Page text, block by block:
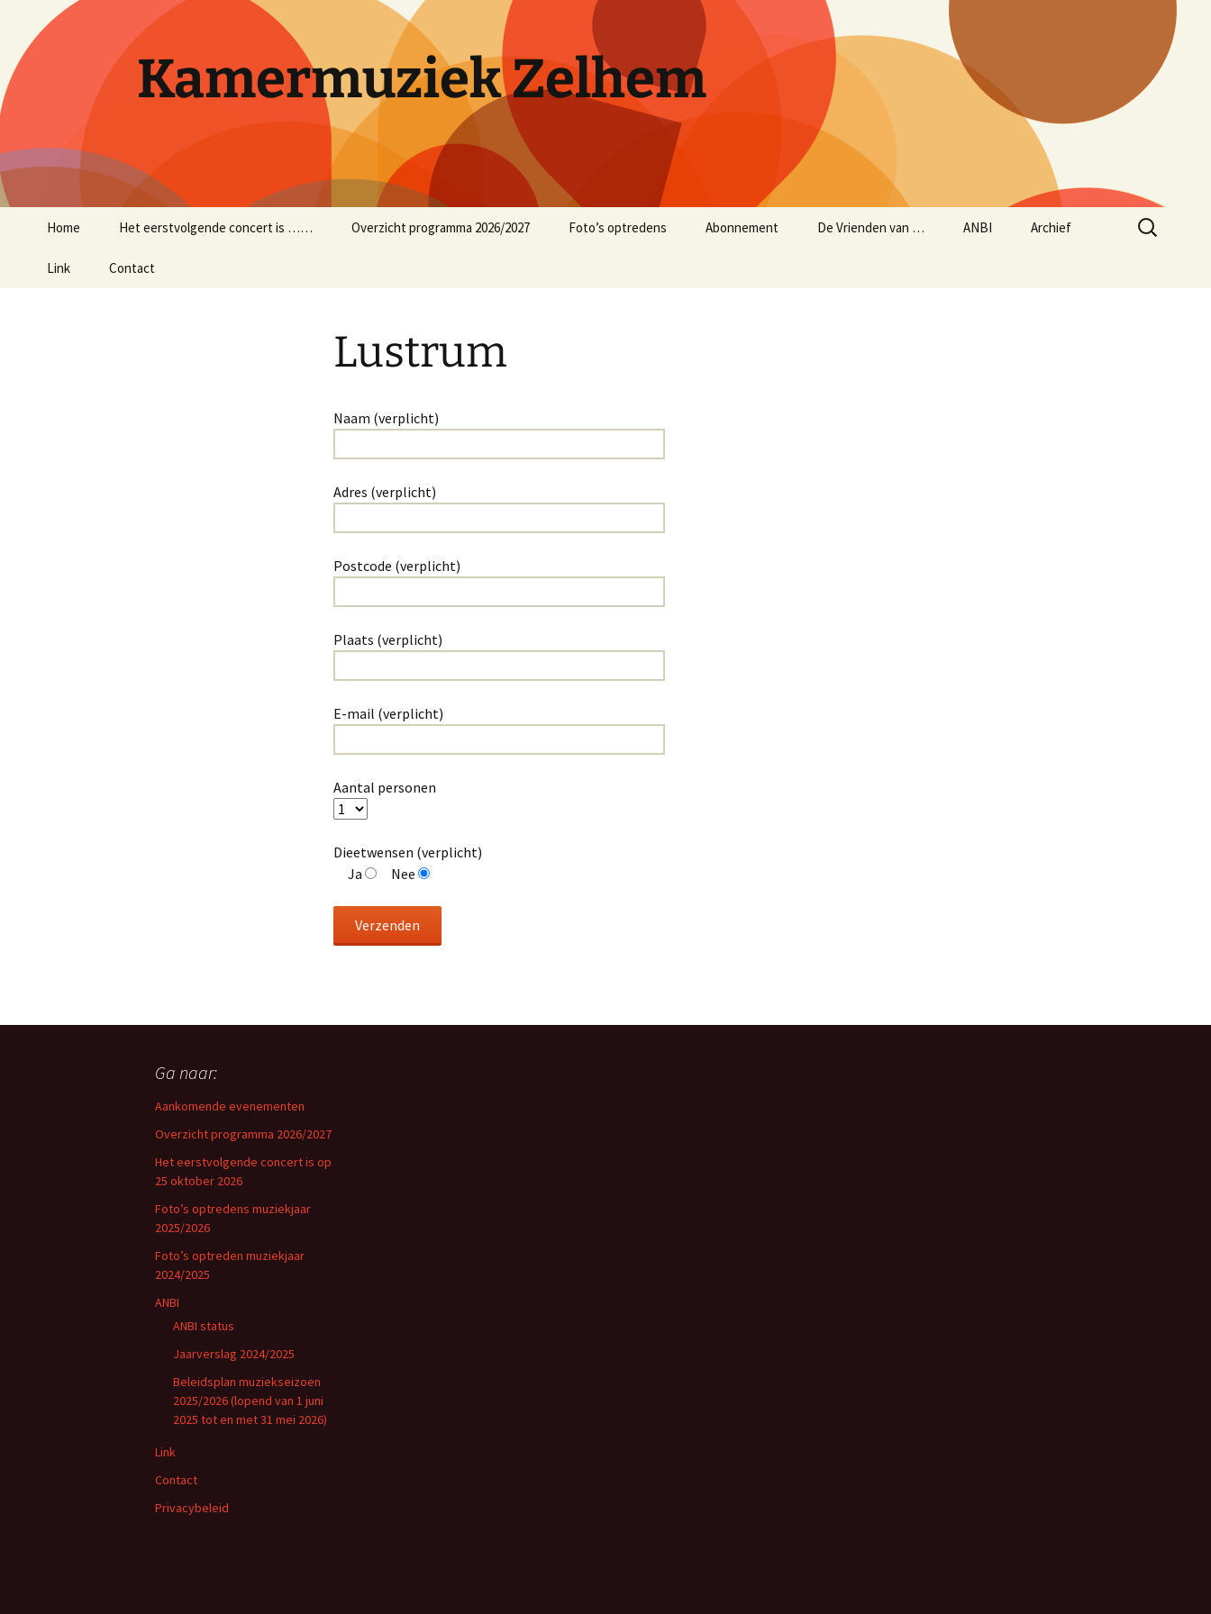
inhoud
Kamermuziek Zelhem
Home Het eerstvolgende concert is …… Overzicht programma 2026/2027 Foto’s optredens Abonnement De Vrienden van … ANBI Archief
Link Contact
Zoeken
naar:
Lustrum
Naam (verplicht)
Adres (verplicht)
Postcode (verplicht)
Plaats (verplicht)
E-mail (verplicht)
Aantal personen
Dieetwensen (verplicht)
Ja
Nee
Ga naar:
Aankomende evenementen
Overzicht programma 2026/2027
Het eerstvolgende concert is op
25 oktober 2026
Foto’s optredens muziekjaar
2025/2026
Foto’s optreden muziekjaar
2024/2025
ANBI
ANBI status
Jaarverslag 2024/2025
Beleidsplan muziekseizoen
2025/2026 (lopend van 1 juni
2025 tot en met 31 mei 2026)
Link
Contact
Privacybeleid